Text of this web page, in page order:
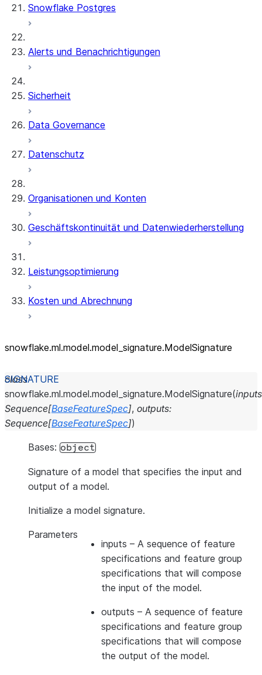
Snowflake Postgres
Alerts und Benachrichtigungen
Sicherheit
Data Governance
Datenschutz
Organisationen und Konten
Geschäftskontinuität und Datenwiederherstellung
Leistungsoptimierung
Kosten und Abrechnung
snowflake.ml.model.model_ signature.ModelSignature
class
snowflake.ml.model.model_signature.ModelSignature(inputs
Sequence[BaseFeatureSpec], outputs:
Sequence[BaseFeatureSpec])
Bases: object
Signature of a model that specifies the input and
output of a model.
Initialize a model signature.
Parameters
inputs – A sequence of feature
specifications and feature group
specifications that will compose
the input of the model.
outputs – A sequence of feature
specifications and feature group
specifications that will compose
the output of the model.